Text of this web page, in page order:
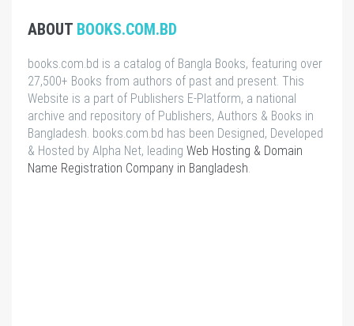
ABOUT BOOKS.COM.BD
books.com.bd is a catalog of Bangla Books, featuring over
27,500+ Books from authors of past and present. This
Website is a part of Publishers E-Platform, a national
archive and repository of Publishers, Authors & Books in
Bangladesh. books.com.bd has been Designed, Developed
& Hosted by Alpha Net, leading Web Hosting & Domain
Name Registration Company in Bangladesh